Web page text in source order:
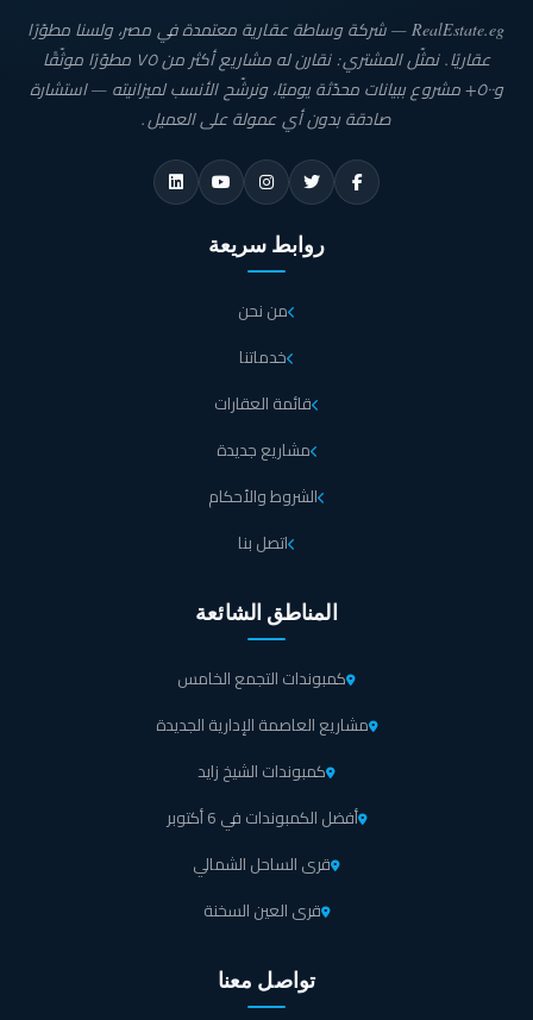
RealEstate.eg — شركة وساطة عقارية معتمدة في مصر، ولسنا مطوّرًا
عقاريًا. نمثّل المشتري: نقارن له مشاريع أكثر من ٧٥ مطوّرًا موثّقًا
و٥٠٠+ مشروع ببيانات محدّثة يوميًا، ونرشّح الأنسب لميزانيته — استشارة
صادقة بدون أي عمولة على العميل.
روابط سريعة
من نحن
خدماتنا
قائمة العقارات
مشاريع جديدة
الشروط والأحكام
اتصل بنا
المناطق الشائعة
كمبوندات التجمع الخامس
مشاريع العاصمة الإدارية الجديدة
كمبوندات الشيخ زايد
أفضل الكمبوندات في 6 أكتوبر
قرى الساحل الشمالي
قرى العين السخنة
تواصل معنا